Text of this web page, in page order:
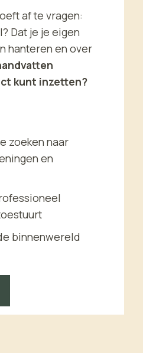
af te vragen:
Dat je je eigen
hanteren en over
kunt inzetten?
zoeken naar
en
binnenwereld